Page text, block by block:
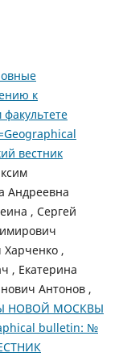
к
вестник
Андреевна
, Сергей
,
, Екатерина
Антонов ,
НОВОЙ МОСКВЫ
bulletin: №